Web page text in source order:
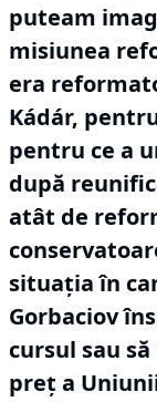
puteam
misiunea
era
Kádár,
pentru ce a
după
atât de
situația în
Gorbaciov
cursul sau
preț a